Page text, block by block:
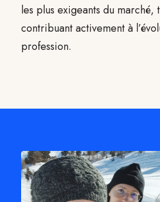
les plus exigeants du marché,
contribuant activement à
profession.